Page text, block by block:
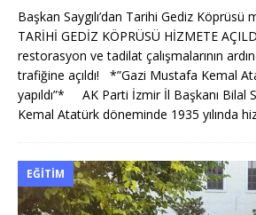
Başkan Saygılı’dan Tarihi Gediz Köprüsü
TARİHİ GEDİZ KÖPRÜSÜ HİZMETE
restorasyon ve tadilat çalışmalarının
trafiğine açıldı! *”Gazi Mustafa Kemal
yapıldı”* AK Parti İzmir İl Başkanı Bilal
Kemal Atatürk döneminde 1935 yılında
EĞITIM